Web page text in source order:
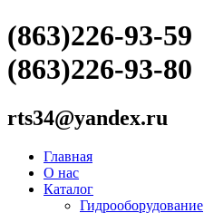
(863)226-93-59
(863)226-93-80
rts34@yandex.ru
Главная
О нас
Каталог
Гидрооборудование